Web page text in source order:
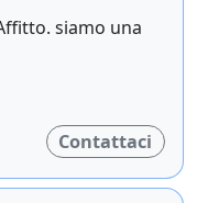
siamo una
Contattaci